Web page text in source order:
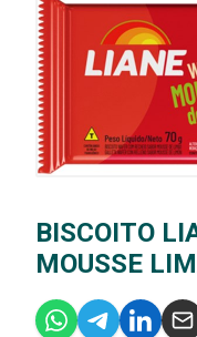
BISCOITO
MOUSSE